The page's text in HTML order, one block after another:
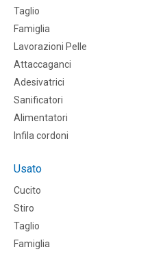
Taglio
Famiglia
Lavorazioni Pelle
Attaccaganci
Adesivatrici
Sanificatori
Alimentatori
Infila cordoni
Usato
Cucito
Stiro
Taglio
Famiglia